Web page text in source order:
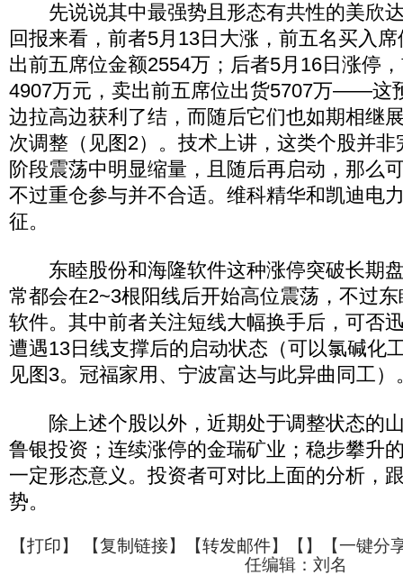
先说说其中最强势且形态有共性的美欣
回报来看，前者5月13日大涨，前五名买入
出前五席位金额2554万；后者5月16日涨停
4907万元，卖出前五席位出货5707万——这
边拉高边获利了结，而随后它们也如期相继
次调整（见图2）。技术上讲，这类个股并
阶段震荡中明显缩量，且随后再启动，那么
不过重仓参与并不合适。维科精华和凯迪电
征。
东睦股份和海隆软件这种涨停突破长期
常都会在2~3根阳线后开始高位震荡，不过
软件。其中前者关注短线大幅换手后，可否
遭遇13日线支撑后的启动状态（可以氯碱化
见图3。冠福家用、宁波富达与此异曲同工）
除上述个股以外，近期处于调整状态的
鲁银投资；连续涨停的金瑞矿业；稳步攀升
一定形态意义。投资者可对比上面的分析，
势。
【打印】 【复制链接】【转发邮件】【 】
【一键分
任编辑：刘名